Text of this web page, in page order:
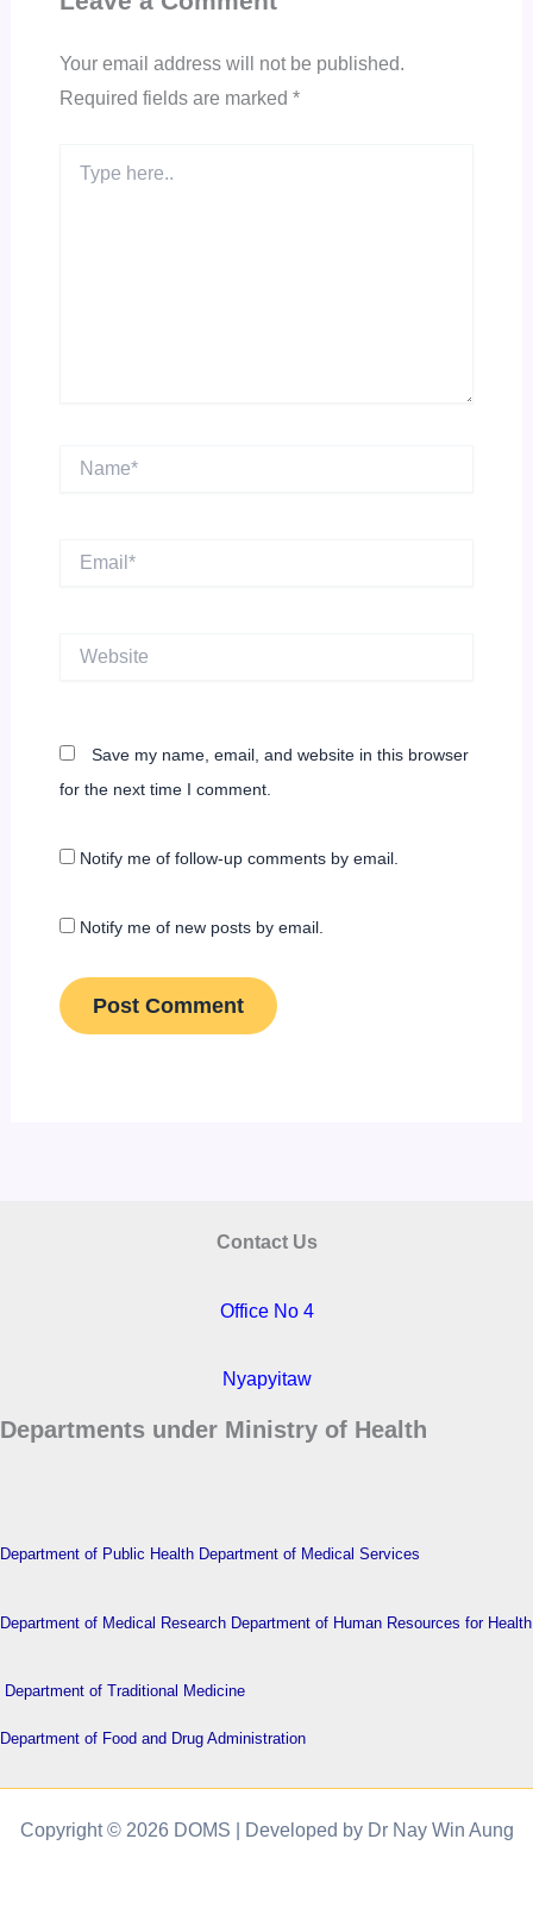
Your email address will not be published.
Required fields are marked *
here..
Save my name, email, and website in this browser
for the next time I comment.
Notify me of follow-up comments by email.
Notify me of new posts by email.
Contact Us
Office No 4
Nyapyitaw
Departments under Ministry of Health
Department of Public Health Department of Medical Services
Department of Medical Research Department of Human Resources for Health
Department of Traditional Medicine
Department of Food and Drug Administration
Copyright © 2026 DOMS | Developed by Dr Nay Win Aung